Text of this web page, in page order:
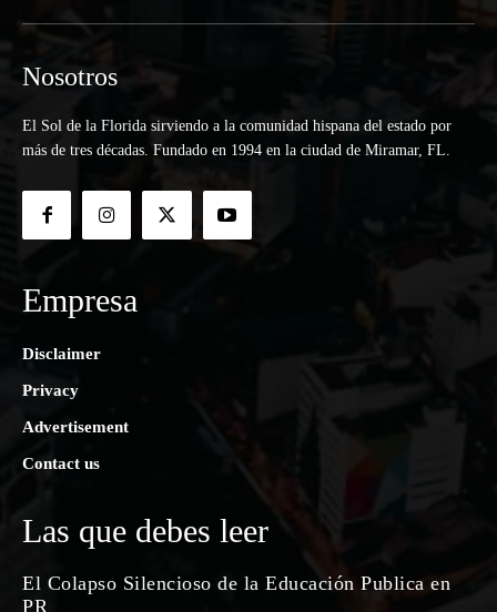
Nosotros
El Sol de la Florida sirviendo a la comunidad hispana del estado por
más de tres décadas. Fundado en 1994 en la ciudad de Miramar, FL.
Empresa
Disclaimer
Privacy
Advertisement
Contact us
Las que debes leer
El Colapso Silencioso de la Educación Publica en
PR